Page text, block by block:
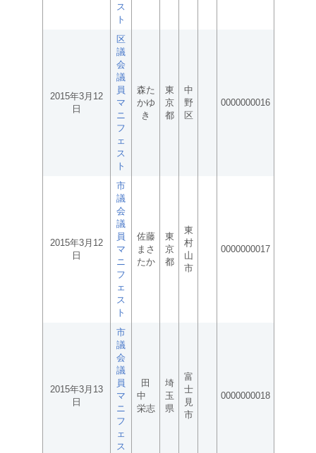
ス
ト
2015年3月12
日
区
議
会
議
員
マ
ニ
フ
ェ
ス
ト
森た
かゆ
き
東
京
都
中
野
区
0000000016
2015年3月12
日
市
議
会
議
員
マ
ニ
フ
ェ
ス
ト
佐藤
まさ
たか
東
京
都
東
村
山
市
0000000017
2015年3月13
日
市
議
会
議
員
マ
ニ
フ
ェ
ス
田
中
栄志
埼
玉
県
富
士
見
市
0000000018